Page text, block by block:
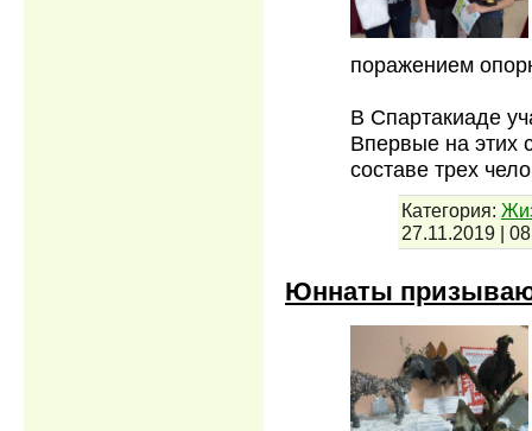
поражением
В Спартакиаде
Впервые на этих
составе трех
Категория:
27.11.2019 |
Юннаты